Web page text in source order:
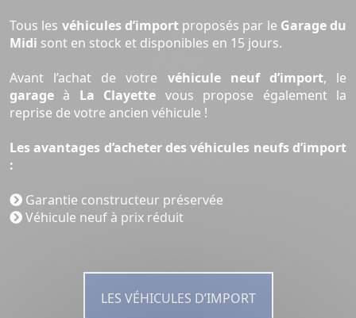
Tous les véhicules d’importproposés par le Garage du
Midi sont en stock et disponibles en 15 jours.
Avant l’achat de votre véhicule neuf d’import, le
garage à La Clayette vous propose également la
reprise de votre ancien véhicule !
Les avantages d’acheter des véhicules neufs d’import
:
Garantie constructeur préservée
Véhicule neuf à prix réduit
LES VÉHICULES D’IMPORT